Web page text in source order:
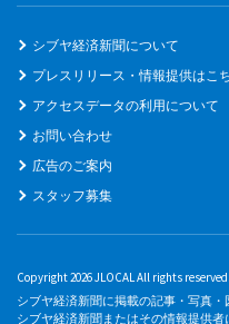
シブヤ経済新聞について
プレスリリース・情報提供はこ
アクセスデータの利用について
お問い合わせ
広告のご案内
スタッフ募集
Copyright 2026 JLOCAL All rights reserved.
シブヤ経済新聞に掲載の記事・写真
シブヤ経済新聞またはその情報提供者